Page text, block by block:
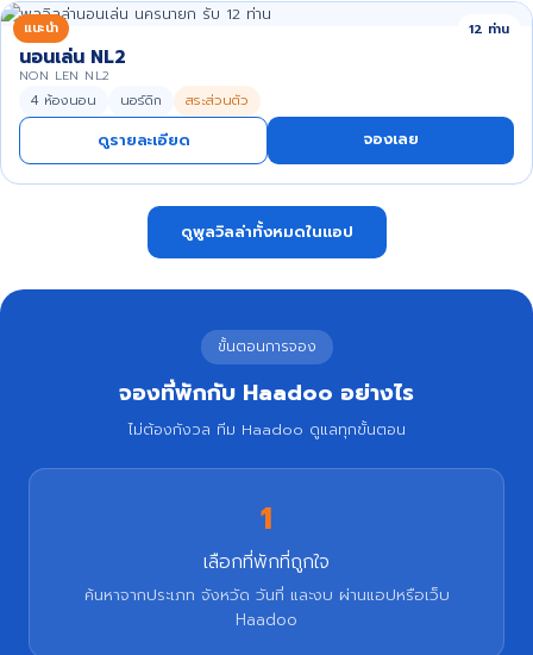
แนะนำ 12 ท่าน
นอนเล่น NL2
NON LEN NL2
4 ห้องนอน นอร์ดิก สระส่วนตัว
ดูรายละเอียด จองเลย
ดูพูลวิลล่าทั้งหมดในแอป
ขั้นตอนการจอง
จองที่พักกับ Haadoo อย่างไร
ไม่ต้องกังวล ทีม Haadoo ดูแลทุกขั้นตอน
1
เลือกที่พักที่ถูกใจ
ค้นหาจากประเภท จังหวัด วันที่ และงบ ผ่านแอปหรือเว็บ
Haadoo